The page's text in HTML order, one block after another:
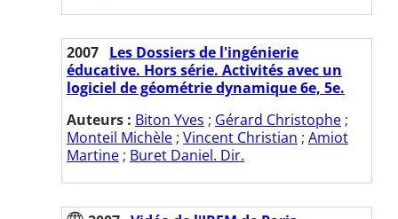
2007 Les Dossiers de l'ingénierie
éducative. Hors série. Activités avec un
logiciel de géométrie dynamique 6e, 5e.
Auteurs : Biton Yves ; Gérard Christophe ;
Monteil Michèle ; Vincent Christian ; Amiot
Martine ; Buret Daniel. Dir.